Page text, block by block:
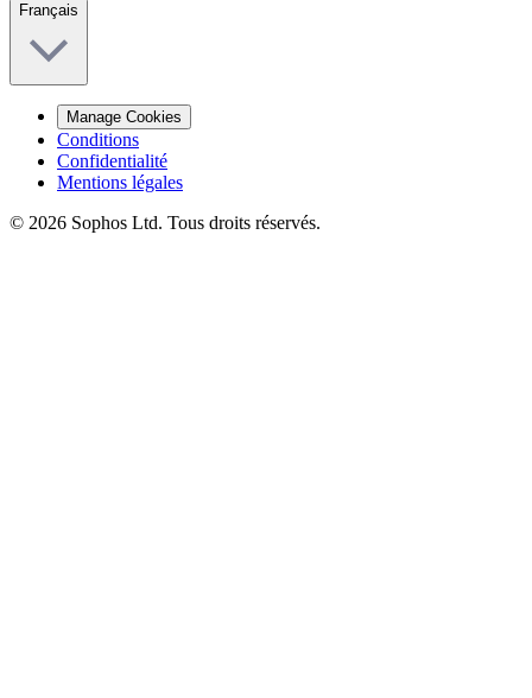
Français
Manage Cookies
Conditions
Confidentialité
Mentions légales
© 2026 Sophos Ltd. Tous droits réservés.